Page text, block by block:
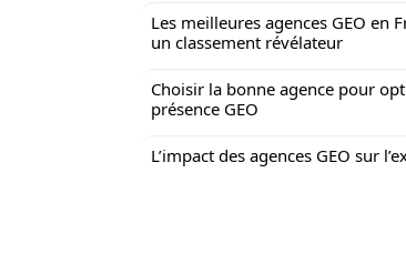
Les meilleures agences GEO en
un classement révélateur
Choisir la bonne agence pour
présence GEO
L’impact des agences GEO sur